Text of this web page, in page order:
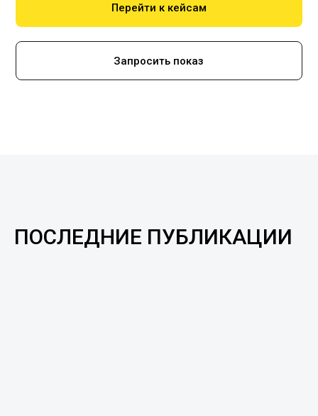
Перейти к кейсам
Запросить показ
ПОСЛЕДНИЕ ПУБЛИКАЦИИ